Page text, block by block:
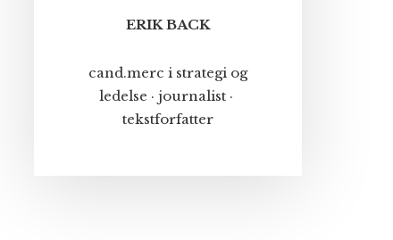
ERIK BACK
cand.merc i strategi og
ledelse · journalist ·
tekstforfatter